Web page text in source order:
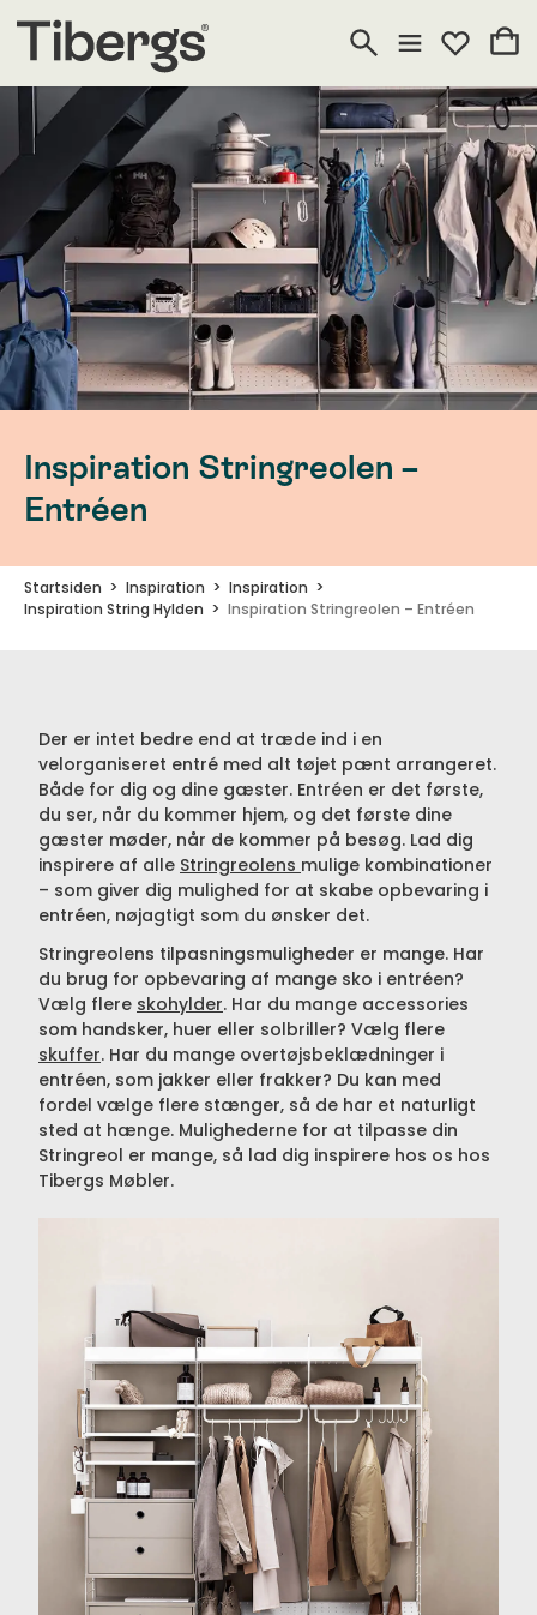
Inspiration Stringreolen –
Entréen
Startsiden Inspiration
Inspiration
Inspiration String Hylden
Inspiration Stringreolen – Entréen
Der er intet bedre end at træde ind i en
velorganiseret entré med alt tøjet pænt arrangeret.
Både for dig og dine gæster. Entréen er det første,
du ser, når du kommer hjem, og det første dine
gæster møder, når de kommer på besøg. Lad dig
inspirere af alle Stringreolens mulige kombinationer
– som giver dig mulighed for at skabe opbevaring i
entréen, nøjagtigt som du ønsker det.
Stringreolens tilpasningsmuligheder er mange. Har
du brug for opbevaring af mange sko i entréen?
Vælg flere skohylder. Har du mange accessories
som handsker, huer eller solbriller? Vælg flere
skuffer. Har du mange overtøjsbeklædninger i
entréen, som jakker eller frakker? Du kan med
fordel vælge flere stænger, så de har et naturligt
sted at hænge. Mulighederne for at tilpasse din
Stringreol er mange, så lad dig inspirere hos os hos
Tibergs Møbler.